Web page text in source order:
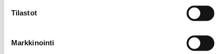
Tilastot
Markkinointi
Pancho Villa Pori
Puuvillan Apteekki